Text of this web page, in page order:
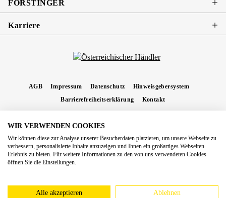
FORSTINGER
Karriere
AGB Impressum Datenschutz
Hinweisgebersystem
Barrierefreiheitserklärung
Kontakt
Nachnahmegebühren, wenn nicht anders angegeben.
Copyright 2026 Forstinger Österreich GmbH
Königstetter Straße 128 - 134/OG3, 3430 Tulln
europäschen Online-Streitbeilegungs-Plattform hinzuweisen:
webgate.ec.europa.eu/odr
WIR VERWENDEN COOKIES
Wir können diese zur Analyse unserer Besucherdaten platzieren, um unsere Webseite zu
verbessern, personalisierte Inhalte anzuzeigen und Ihnen ein großartiges Webseiten-
Erlebnis zu bieten. Für weitere Informationen zu den von uns verwendeten Cookies
öffnen Sie die Einstellungen.
Alle akzeptieren Ablehnen